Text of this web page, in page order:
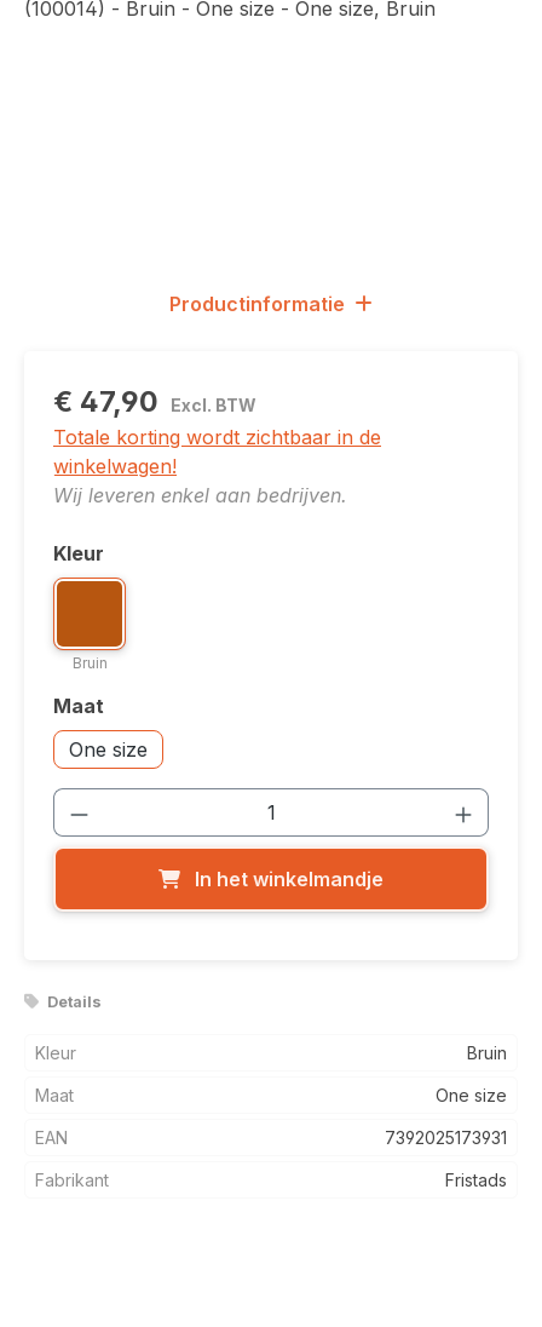
Productinformatie
€ 47,90 Excl. BTW
Totale korting wordt zichtbaar in de
winkelwagen!
Wij leveren enkel aan bedrijven.
Selecteer
Kleur
Kleuroptie: Bruin
Bruin
Selecteer
Maat
One size
Accessoires: One size
Producthoeveelheid: Voer de
In het winkelmandje
Details
Kleur Bruin
Maat One size
EAN 7392025173931
Fabrikant Fristads